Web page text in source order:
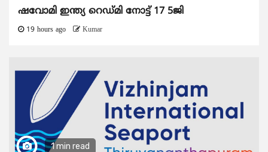
ഷവോമി ഇന്ത്യ റെഡ്മി നോട്ട് 17 5ജി
19 hours ago Kumar
1 min read